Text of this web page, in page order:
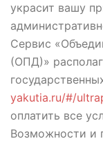
украсит вашу
Сервис
(ОПД)»
yakutia.ru/#/
оплатить все
Возможности и